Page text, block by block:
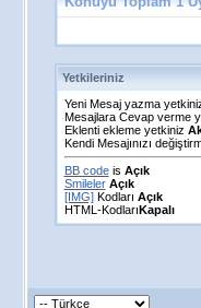
Yetkileriniz
Yeni Mesaj yazma
Mesajlara Cevap verme
Eklenti ekleme yetkiniz
Kendi Mesajınızı
BB codeis Açık
Smileler Açık
[IMG]Kodları Açık
HTML-KodlarıKapalı